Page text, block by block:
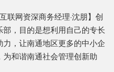
网资深商务经理·沈朋】创
，目的是想利用自己的专长
，让南通地区更多的中小企
和谐南通社会管理创新助